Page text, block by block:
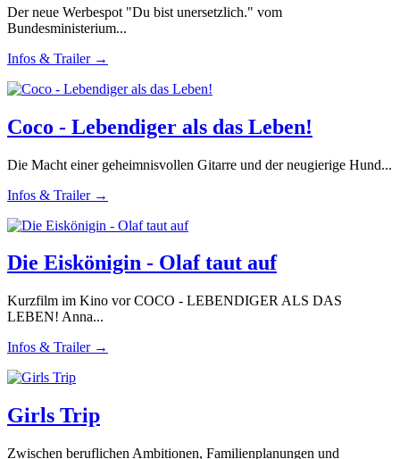
Der neue Werbespot "Du bist unersetzlich." vom
Bundesministerium...
Infos & Trailer →
Coco - Lebendiger als das Leben!
Die Macht einer geheimnisvollen Gitarre und der neugierige Hund...
Infos & Trailer →
Die Eiskönigin - Olaf taut auf
Kurzfilm im Kino vor COCO - LEBENDIGER ALS DAS
LEBEN! Anna...
Infos & Trailer →
Girls Trip
Zwischen beruflichen Ambitionen, Familienplanungen und